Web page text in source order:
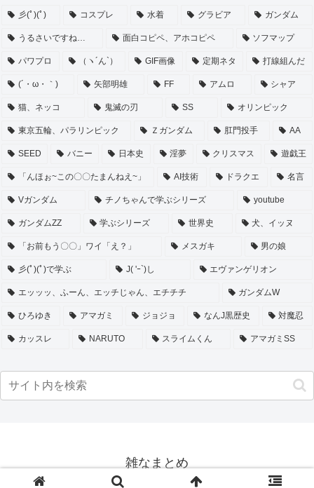
彡(ﾟ)(ﾟ) コスプレ 水着 グラビア ガンダム
うるさいですね… 面白コピペ、アホコピペ ソフマップ
パワプロ （ヽ´ん`） GIF画像 定期ネタ 打線組んだ
(´・ω・｀) 矢部明雄 FF アムロ シャア
猫、ネッコ 鬼滅の刃 SS オリンピック
東京五輪、パラリンピック Ｚガンダム 肛門投手 AA
SEED バニー 日本史 淫夢 クリスマス 遊戯王
「んほぉ~この〇〇たまんねえ~」 AI技術 ドラクエ 名言
Vガンダム チノちゃんで学ぶシリーズ youtube
ガンダムZZ 学ぶシリーズ 世界史 犬、イッヌ
「お前もう〇〇」ワイ「え？」 メスガキ 男の娘
彡(ﾟ)(ﾟ)で学ぶ J( 'ｰ`)し エヴァンゲリオン
エッッッ、ふーん、エッチじゃん、エチチチ ガンダムW
ひろゆき アマガミ ジョジョ なんJ黒歴史 対魔忍
カッスレ NARUTO スライムくん アマガミSS
雑なまとめ
© 2018 雑なまとめ.